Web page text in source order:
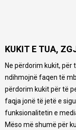
Ne bëjmë çmos
të produkteve
mund të
gabime. Të gjitha
kjo nuk do të
KUKIT E TUA,
Ne përdorim kukit, për
ndihmojnë faqen të
përdorim kukit për të
faqja jonë të jetë e
funksionalitetin e
Mëso më shumë për